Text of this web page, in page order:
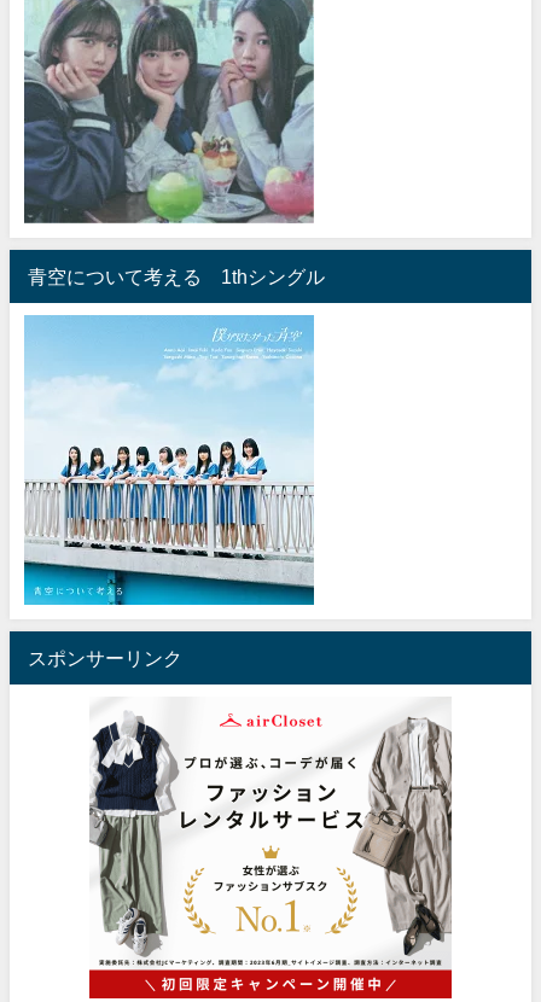
青空について考える 1thシングル
スポンサーリンク